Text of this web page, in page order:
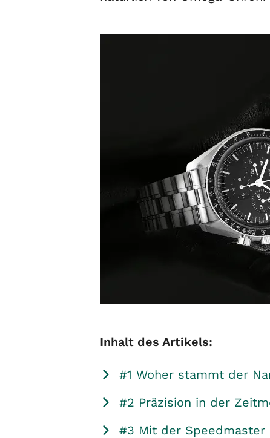
Inhalt des Artikels:
#1 Woher stammt der
#2 Präzision in der
#3 Mit der Speedmaster